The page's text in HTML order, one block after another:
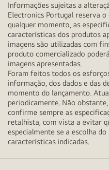
Informações sujeitas a
Electronics Portugal reserva
qualquer momento, as
características dos produtos
imagens são utilizadas com
produto comercializado
imagens apresentadas.
Foram feitos todos os
informação, dos dados e das
momento do lançamento.
periodicamente. Não
confirme sempre as
retalhista, com vista a evitar
especialmente se a escolha
características indicadas.